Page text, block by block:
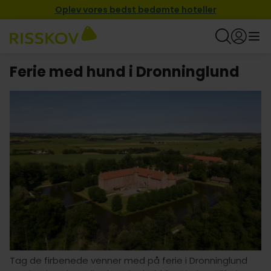
Oplev vores bedst bedømte hoteller
Ferie med hund i Dronninglund
Tag de firbenede venner med på ferie i Dronninglund